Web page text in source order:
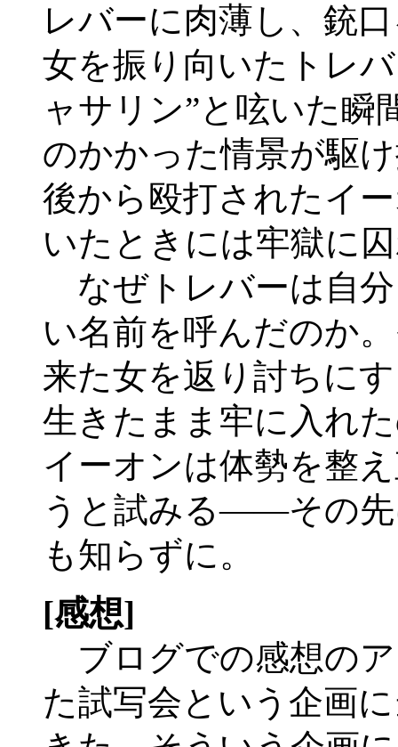
レバーに肉薄し、銃
女を振り向いたトレ
ャサリン”と呟いた瞬
のかかった情景が駆
後から殴打されたイ
いたときには牢獄に
なぜトレバーは自
い名前を呼んだのか
来た女を返り討ちに
生きたまま牢に入れ
イーオンは体勢を整
うと試みる――その先
も知らずに。
[感想]
ブログでの感想の
た試写会という企画